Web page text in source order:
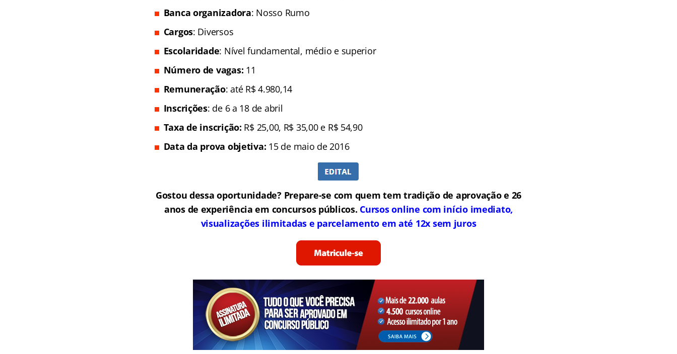
Banca organizadora: Nosso Rumo
Cargos: Diversos
Escolaridade: Nível fundamental, médio e superior
Número de vagas: 11
Remuneração: até R$ 4.980,14
Inscrições: de 6 a 18 de abril
Taxa de inscrição: R$ 25,00, R$ 35,00 e R$ 54,90
Data da prova objetiva: 15 de maio de 2016
Gostou dessa oportunidade? Prepare-se com quem tem tradição de aprovação e 26
anos de experiência em concursos públicos. Cursos online com início imediato,
visualizações ilimitadas e parcelamento em até 12x sem juros